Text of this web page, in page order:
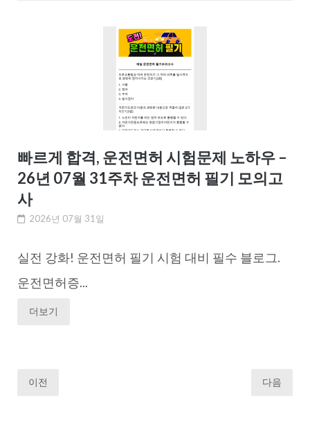
빠르게 합격, 운전면허 시험문제 노하우 –
26년 07월 31주차 운전면허 필기 모의고
사
2026년 07월 31일
실전 강화! 운전면허 필기 시험 대비 필수 블로그.
운전면허증...
더보기
글이전 다음